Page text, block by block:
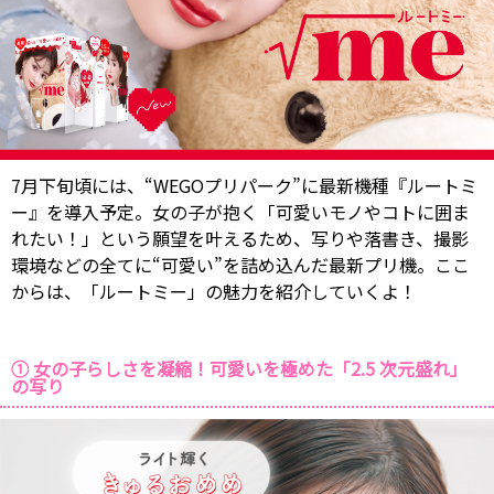
7月下旬頃には、“WEGOプリパーク”に最新機種『ルートミ
ー』を導入予定。女の子が抱く「可愛いモノやコトに囲ま
れたい！」という願望を叶えるため、写りや落書き、撮影
環境などの全てに“可愛い”を詰め込んだ最新プリ機。ここ
からは、「ルートミー」の魅力を紹介していくよ！
① 女の子らしさを凝縮！可愛いを極めた「2.5 次元盛れ」
の写り